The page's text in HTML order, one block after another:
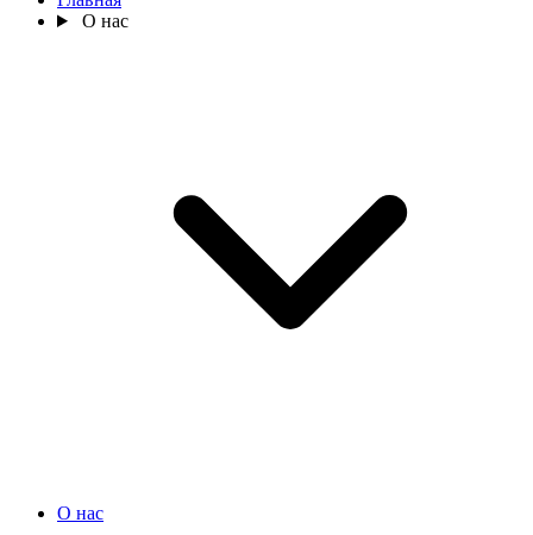
О нас
О нас